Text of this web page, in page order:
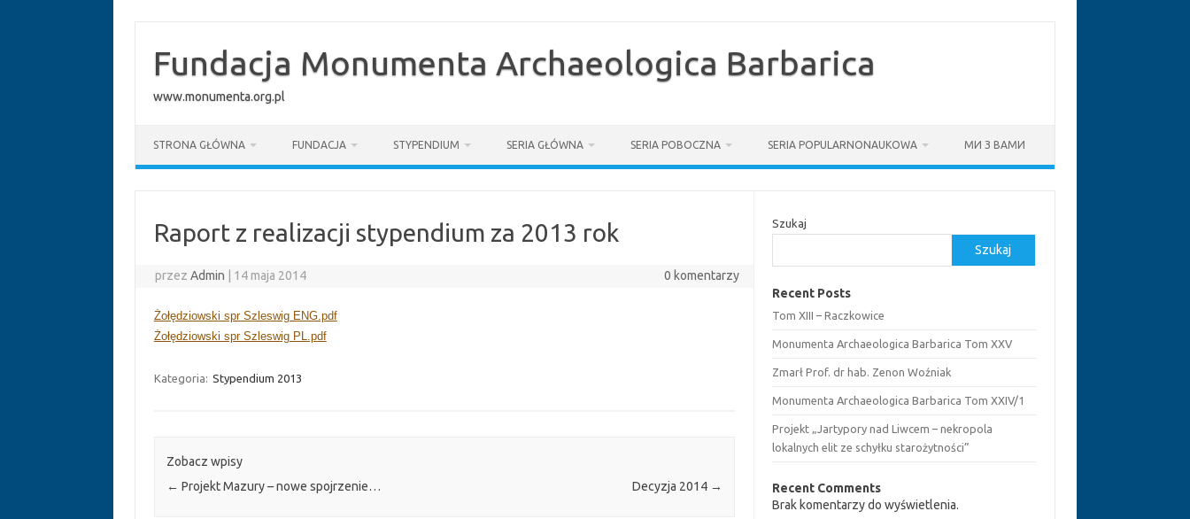
treściFundacja Monumenta Archaeologica Barbarica
www.monumenta.org.pl
STRONA GŁÓWNA FUNDACJA STYPENDIUM SERIA GŁÓWNA SERIA POBOCZNA SERIA POPULARNONAUKOWA МИ З ВАМИ
Raport z realizacji stypendium za 2013 rok
przezAdmin 14 maja 2014 0 komentarzy
Żołędziowski spr Szleswig ENG.pdf
Żołędziowski spr Szleswig PL.pdf
Kategoria: Stypendium 2013
Zobacz wpisy
← Projekt Mazury – nowe spojrzenie… Decyzja 2014 →
Szukaj
Szukaj
Recent Posts
Tom XIII – Raczkowice
Monumenta Archaeologica Barbarica Tom XXV
Zmarł Prof. dr hab. Zenon Woźniak
Monumenta Archaeologica Barbarica Tom XXIV/1
Projekt „Jartypory nad Liwcem – nekropola
lokalnych elit ze schyłku starożytności”
Recent Comments
Brak komentarzy do wyświetlenia.